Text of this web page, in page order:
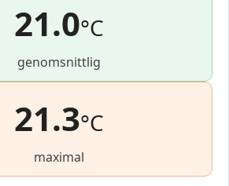
21.0°C
genomsnittlig
21.3°C
maximal